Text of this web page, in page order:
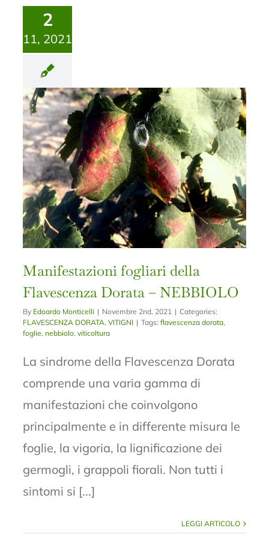
2
11, 2021
Manifestazioni fogliari della
Flavescenza Dorata – NEBBIOLO
By Edoardo Monticelli | Novembre 2nd, 2021 | Categories:
FLAVESCENZA DORATA,VITIGNI | Tags:flavescenza dorata,
foglie,nebbiolo,viticoltura
La sindrome della Flavescenza Dorata
comprende una varia gamma di
manifestazioni che coinvolgono
principalmente e in differente misura le
foglie, la vigoria, la lignificazione dei
germogli, i grappoli fiorali. Non tutti i
sintomi si [...]
LEGGI ARTICOLO